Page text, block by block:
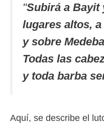
"Subirá a Bayit
lugares altos,
y sobre
Todas las
y toda barba
Aquí, se describe el